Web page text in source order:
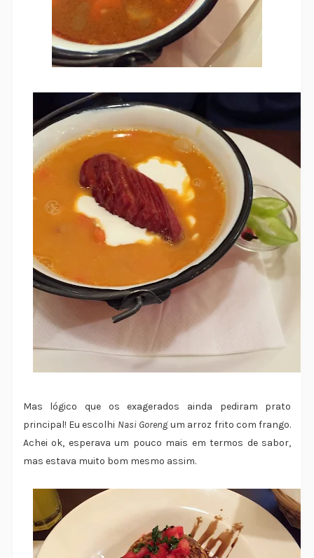
Mas lógico que os exagerados ainda pediram prato
principal! Eu escolhi Nasi Gorengum arroz frito com frango.
Achei ok, esperava um pouco mais em termos de sabor,
mas estava muito bom mesmo assim.